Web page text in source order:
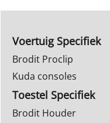
Voertuig Specifiek
Brodit Proclip
Kuda consoles
Toestel Specifiek
Brodit Houder